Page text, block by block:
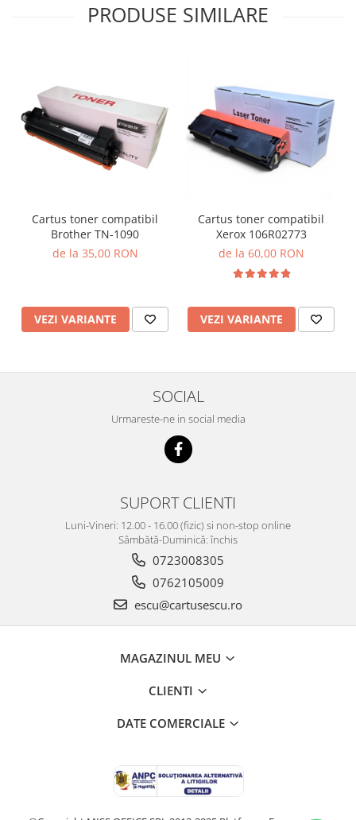
PRODUSE SIMILARE
Cartus toner compatibil
Brother TN-1090
de la 35,00 RON
VEZI VARIANTE
Cartus toner compatibil
Xerox 106R02773
de la 60,00 RON
VEZI VARIANTE
SOCIAL
Urmareste-ne in social media
SUPORT CLIENTI
Luni-Vineri: 12.00 - 16.00 (fizic) si non-stop online
Sâmbătă-Duminică: închis
0723008305
0762105009
escu@cartusescu.ro
MAGAZINUL MEU
CLIENTI
DATE COMERCIALE